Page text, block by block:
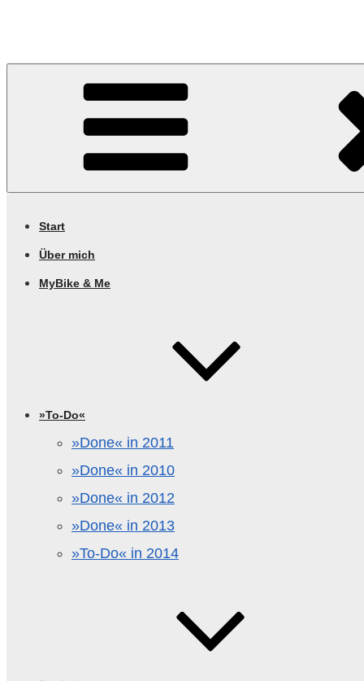
Start
Über mich
MyBike & Me
»To-Do«
»Done« in 2011
»Done« in 2010
»Done« in 2012
»Done« in 2013
»To-Do« in 2014